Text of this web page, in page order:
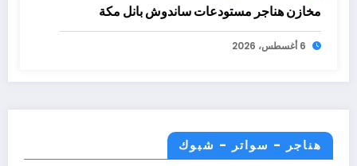
مخازن هناجر مستودعات ساندوش بانل مكة
6 أغسطس، 2026
هناجر - سواتر - شبوك